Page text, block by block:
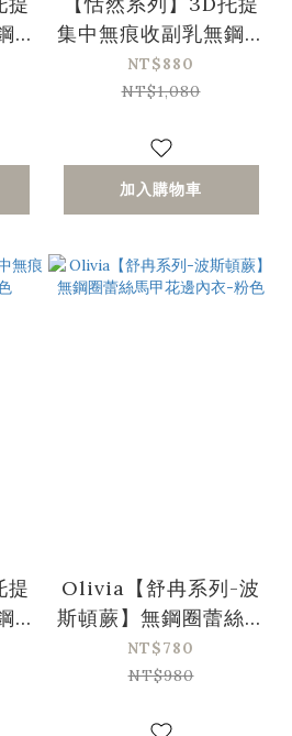
圈
集中無痕收副乳無鋼圈
內衣-膚色
NT$880
NT$1,080
加入購物車
提
圈
Olivia【舒冉系列-波
斯頓蕨】無鋼圈蕾絲馬
甲花邊內衣-粉色
NT$780
NT$980